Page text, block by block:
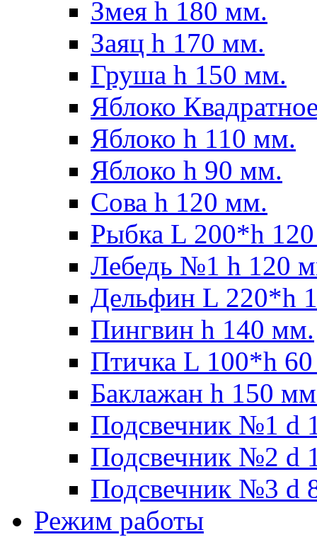
Змея h 180 мм.
Заяц h 170 мм.
Груша h 150 мм.
Яблоко
Яблоко h 110 мм.
Яблоко h 90 мм.
Сова h 120 мм.
Рыбка L 200*h
Лебедь №1 h 120
Дельфин L 220*h
Пингвин h 140 мм.
Птичка L 100*h
Баклажан h 150
Подсвечник №1 d
Подсвечник №2 d
Подсвечник №3 d
Режим работы